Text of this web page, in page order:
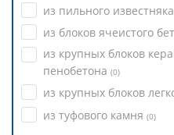
из пильного известняка
из блоков ячеистого
из крупных блоков
пенобетона (0)
из крупных блоков
из туфового камня (0)